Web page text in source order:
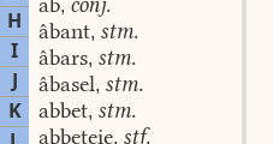
H
I
J
K
,
âbant, stm.
âbars, stm.
âbasel, stm.
abbet, stm.
abbeteie, stf.